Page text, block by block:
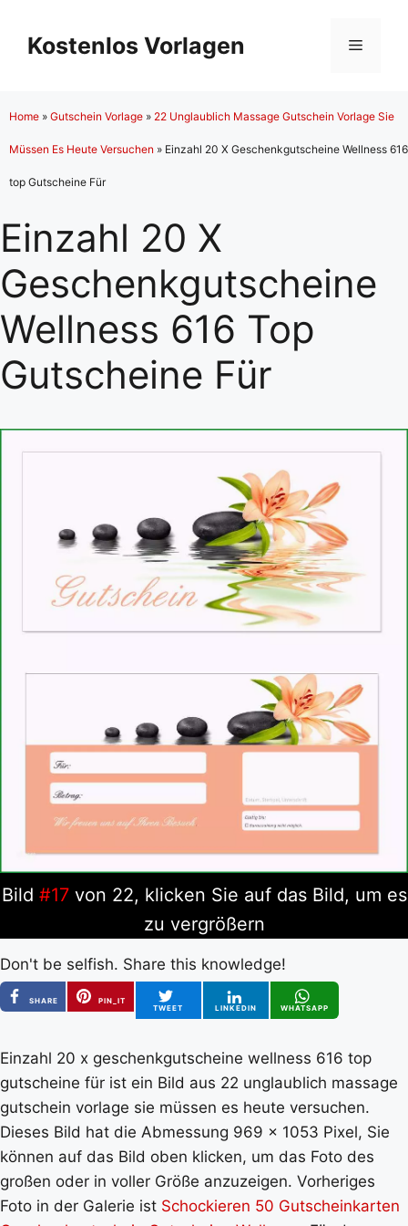
Inhalt
springen
Kostenlos Vorlagen Menü
Home » Gutschein Vorlage » 22 Unglaublich Massage Gutschein Vorlage Sie
Müssen Es Heute Versuchen » Einzahl 20 X Geschenkgutscheine Wellness 616
top Gutscheine Für
Einzahl 20 X
Geschenkgutscheine
Wellness 616 Top
Gutscheine Für
Bild #17von 22, klicken Sie auf das Bild, um es
zu vergrößern
Don't be selfish. Share this knowledge!
SHARE
PIN_IT
TWEET
LINKEDIN WHATSAPP
Einzahl 20 x geschenkgutscheine wellness 616 top
gutscheine für ist ein Bild aus 22 unglaublich massage
gutschein vorlage sie müssen es heute versuchen.
Dieses Bild hat die Abmessung 969 x 1053 Pixel, Sie
können auf das Bild oben klicken, um das Foto des
großen oder in voller Größe anzuzeigen. Vorheriges
Foto in der Galerie ist Schockieren 50 Gutscheinkarten